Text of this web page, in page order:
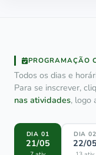
PROGRAMAÇÃO
Todos os dias e
Para se inscrever,
nas atividades, logo
DIA 01
21/05
DIA 02
22/05